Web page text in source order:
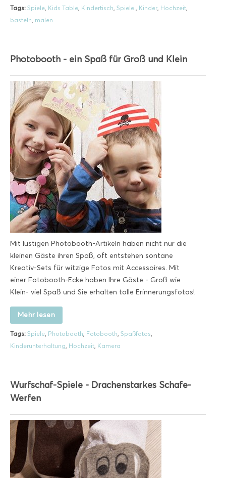
Tags: Spiele Kids Table Kindertisch Spiele Kinder Hochzeit
basteln malen
Photobooth - ein Spaß für Groß und Klein
Mit lustigen Photobooth-Artikeln haben nicht nur die
kleinen Gäste ihren Spaß, oft entstehen sontane
Kreativ-Sets für witzige Fotos mit Accessoires. Mit
einer Fotobooth-Ecke haben Ihre Gäste - Groß wie
Klein- viel Spaß und Sie erhalten tolle Erinnerungsfotos!
Mehr lesen
Tags: Spiele Photobooth Fotobooth Spaßfotos
Kinderunterhaltung Hochzeit Kamera
Wurfschaf-Spiele - Drachenstarkes Schafe-
Werfen